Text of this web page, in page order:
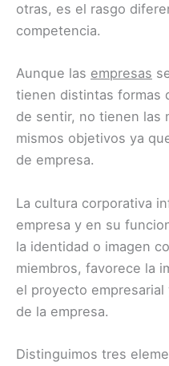
otras, es el rasgo
competencia.
Aunque las empresas
tienen distintas formas
de sentir, no tienen las
mismos objetivos ya
de empresa.
La cultura corporativa
empresa y en su
la identidad o imagen
miembros, favorece la
el proyecto
de la empresa.
Distinguimos tres